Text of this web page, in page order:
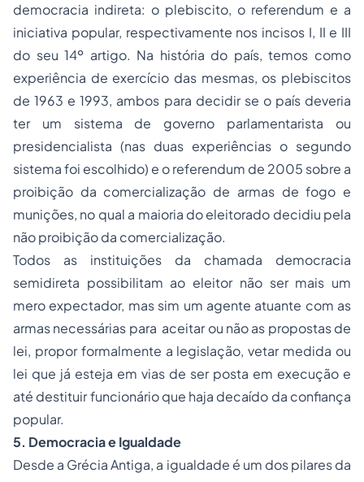
democracia indireta: o plebiscito, o referendum e a
iniciativa popular, respectivamente nos incisos I, II e III
do seu 14º artigo. Na história do país, temos como
experiência de exercício das mesmas, os plebiscitos
de 1963 e 1993, ambos para decidir se o país deveria
ter um sistema de governo parlamentarista ou
presidencialista (nas duas experiências o segundo
sistema foi escolhido) e oreferendum de 2005 sobre a
proibição da comercialização de armas de fogo e
munições, no qual a maioria do eleitorado decidiu pela
não proibição da comercialização.
Todos as instituições da chamada democracia
semidireta possibilitam ao eleitor não ser mais um
mero expectador, mas sim um agente atuante com as
armas necessárias para aceitar ou não as propostas de
lei, propor formalmente a legislação, vetar medida ou
lei que já esteja em vias de ser posta em execução e
até destituir funcionário que haja decaído da confiança
popular.
5. Democracia e Igualdade
Desde a Grécia Antiga, a igualdade é um dos pilares da